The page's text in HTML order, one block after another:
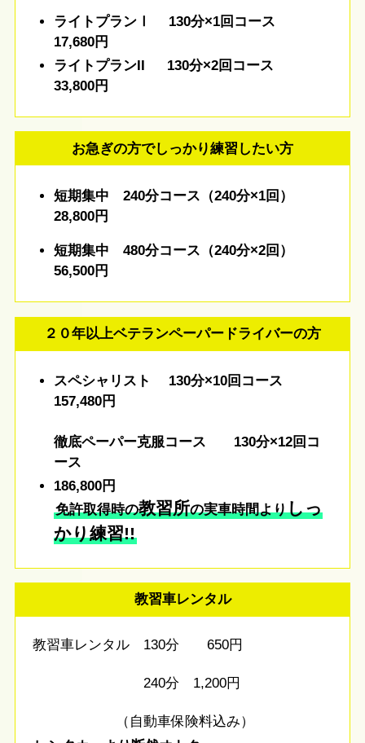
ライトプランⅠ 130分×1回コース
17,680円
ライトプランII 130分×2回コース
33,800円
お急ぎの方でしっかり練習したい方
短期集中 240分コース（240分×1回）
28,800円
短期集中 480分コース（240分×2回）
56,500円
２０年以上ベテランペーパードライバーの方
スペシャリスト 130分×10回コース
157,480円
徹底ペーパー克服コース 130分×12回コ
ース
186,800円
免許取得時の教習所の実車時間よりしっ
かり練習!!
教習車レンタル
教習車レンタル 130分 650円
240分 1,200円
（自動車保険料込み）